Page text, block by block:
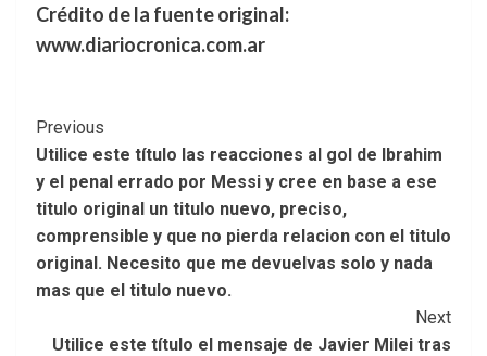
Crédito de la fuente original:
www.diariocronica.com.ar
Post
Navigation
Previous
Utilice este título las reacciones al gol de Ibrahim
y el penal errado por Messi y cree en base a ese
titulo original un titulo nuevo, preciso,
comprensible y que no pierda relacion con el titulo
original. Necesito que me devuelvas solo y nada
mas que el titulo nuevo.
Next
Utilice este título el mensaje de Javier Milei tras